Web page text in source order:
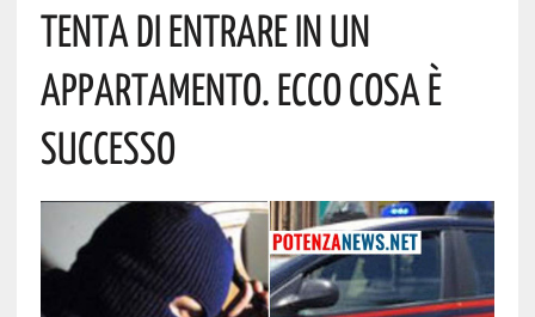
Tenta Di Entrare In Un
Appartamento. Ecco Cosa È
Successo